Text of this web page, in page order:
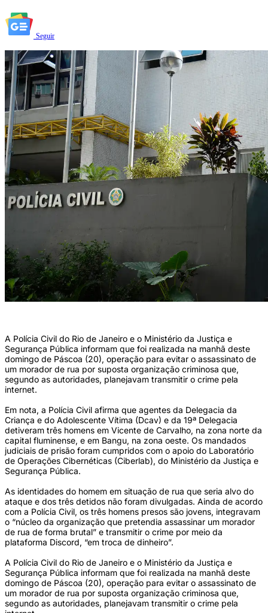
Seguir
A Polícia Civil do Rio de Janeiro e o Ministério da Justiça e
Segurança Pública informam que foi realizada na manhã deste
domingo de Páscoa (20), operação para evitar o assassinato de
um morador de rua por suposta organização criminosa que,
segundo as autoridades, planejavam transmitir o crime pela
internet.
Em nota, a Polícia Civil afirma que agentes da Delegacia da
Criança e do Adolescente Vítima (Dcav) e da 19ª Delegacia
detiveram três homens em Vicente de Carvalho, na zona norte da
capital fluminense, e em Bangu, na zona oeste. Os mandados
judiciais de prisão foram cumpridos com o apoio do Laboratório
de Operações Cibernéticas (Ciberlab), do Ministério da Justiça e
Segurança Pública.
As identidades do homem em situação de rua que seria alvo do
ataque e dos três detidos não foram divulgadas. Ainda de acordo
com a Polícia Civil, os três homens presos são jovens, integravam
o “núcleo da organização que pretendia assassinar um morador
de rua de forma brutal” e transmitir o crime por meio da
plataforma Discord, “em troca de dinheiro”.
A Polícia Civil do Rio de Janeiro e o Ministério da Justiça e
Segurança Pública informam que foi realizada na manhã deste
domingo de Páscoa (20), operação para evitar o assassinato de
um morador de rua por suposta organização criminosa que,
segundo as autoridades, planejavam transmitir o crime pela